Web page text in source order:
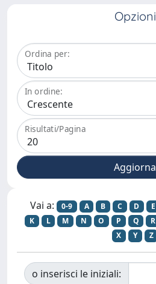
Opzioni
Ordina per:
In ordine:
Risultati/Pagina
Vai a: 0-9 A B C D E
K
L M N O P Q R
X
Y Z
o inserisci le iniziali: